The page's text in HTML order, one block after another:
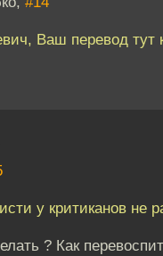
Ваш перевод тут
у критиканов не
? Как